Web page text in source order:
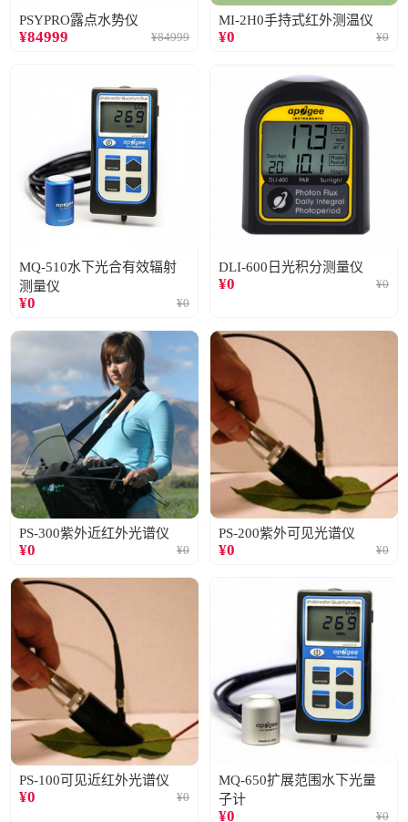
PSYPRO露点水势仪
¥84999 ¥84999
MI-2H0手持式红外测温仪
¥0 ¥0
MQ-510水下光合有效辐射
测量仪
¥0 ¥0
DLI-600日光积分测量仪
¥0 ¥0
PS-300紫外近红外光谱仪
¥0 ¥0
PS-200紫外可见光谱仪
¥0 ¥0
PS-100可见近红外光谱仪
¥0 ¥0
MQ-650扩展范围水下光量
子计
¥0 ¥0